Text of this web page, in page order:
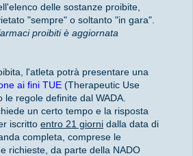
delle sostanze proibite,
"sempre" o soltanto "in gara".
proibiti è aggiornata
l'atleta potrà presentare una
ai fini TUE (Therapeutic Use
le regole definite dal WADA.
un certo tempo e la risposta
iscritto entro 21 giorni dalla data di
completa, comprese le
richieste, da parte della NADO